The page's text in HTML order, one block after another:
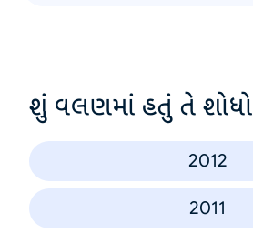
શું વલણમાં હતું તે શોધો
2012
2011